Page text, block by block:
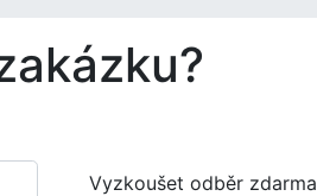
Vyzkoušet odběr zdarma